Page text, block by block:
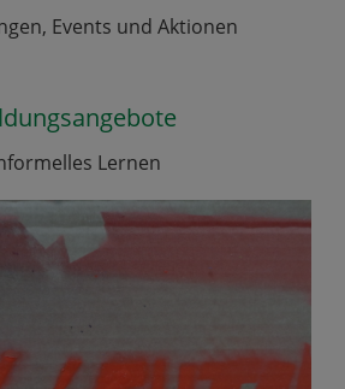
Events und Aktionen
Lernen